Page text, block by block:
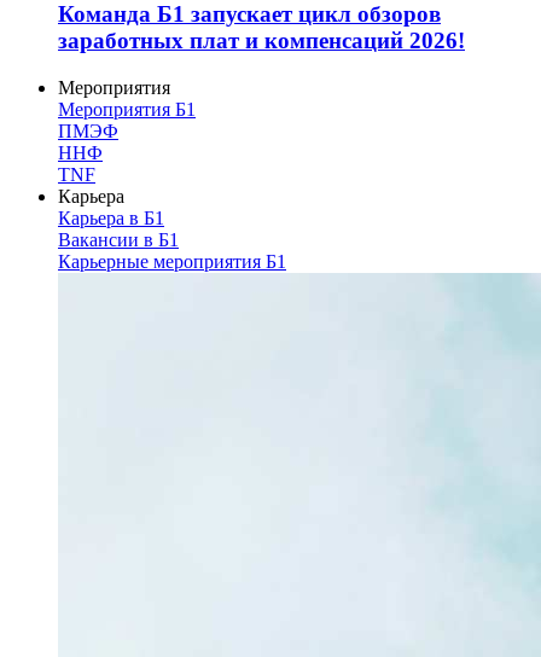
Команда Б1 запускает цикл обзоров
заработных плат и компенсаций 2026!
Мероприятия
Мероприятия Б1
ПМЭФ
ННФ
TNF
Карьера
Карьера в Б1
Вакансии в Б1
Карьерные мероприятия Б1